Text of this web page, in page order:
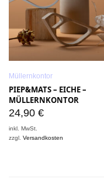
Müllernkontor
PIEP&MATS – EICHE –
MÜLLERNKONTOR
24,90 €
inkl. MwSt.
zzgl.Versandkosten